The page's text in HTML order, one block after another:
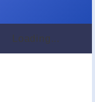
Loading...